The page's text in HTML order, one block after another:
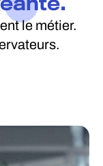
le métier.